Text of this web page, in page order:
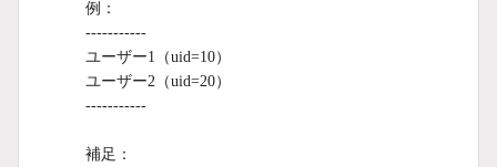
例：
-----------
ユーザー1（uid=10）
ユーザー2（uid=20）
-----------
補足：